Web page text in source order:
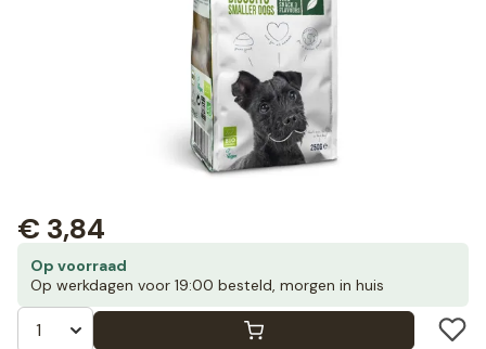
Op voorraad
Op werkdagen voor 19:00 besteld, morgen in huis
€ 3,84